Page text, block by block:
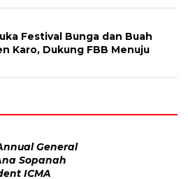
Festival Bunga dan Buah
Karo, Dukung FBB Menuju
General
Sopanah
ICMA